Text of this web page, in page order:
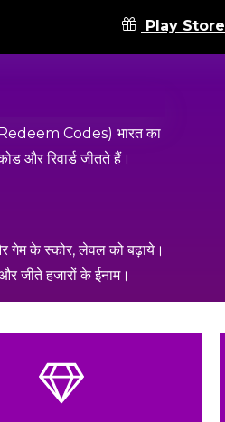
Play Store
(Redeem Codes) भारत का
और रिवार्ड जीतते हैं।
के स्कोर, लेवल को बढ़ाये।
जीते हजारों के ईनाम।